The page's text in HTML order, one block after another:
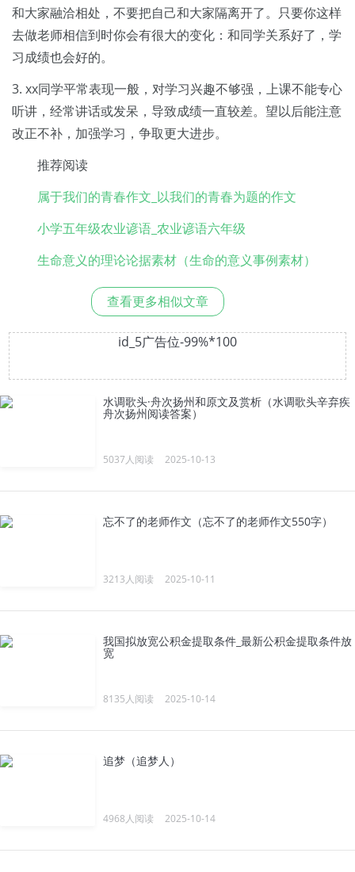
和大家融洽相处，不要把自己和大家隔离开了。只要你这样
去做老师相信到时你会有很大的变化：和同学关系好了，学
习成绩也会好的。
3. xx同学平常表现一般，对学习兴趣不够强，上课不能专心
听讲，经常讲话或发呆，导致成绩一直较差。望以后能注意
改正不补，加强学习，争取更大进步。
推荐阅读
属于我们的青春作文_以我们的青春为题的作文
小学五年级农业谚语_农业谚语六年级
生命意义的理论论据素材（生命的意义事例素材）
查看更多相似文章
id_5广告位-99%*100
水调歌头·舟次扬州和原文及赏析（水调歌头辛弃疾
舟次扬州阅读答案）
5037人阅读 2025-10-13
忘不了的老师作文（忘不了的老师作文550字）
3213人阅读 2025-10-11
我国拟放宽公积金提取条件_最新公积金提取条件放
宽
8135人阅读 2025-10-14
追梦（追梦人）
4968人阅读 2025-10-14